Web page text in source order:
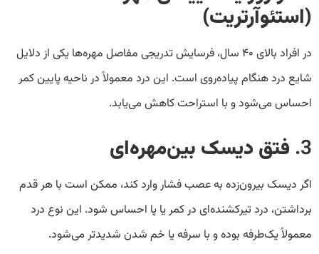
(استئوآرتریت)
در افراد بالای ۴۰ سال، فرسایش تدریجی مفاصل مهره‌ها یکی از دلایل
شایع درد هنگام پیاده‌روی است. این درد معمولاً در ناحیه پایین کمر
احساس می‌شود و با استراحت کاهش می‌یابد.
3. فتق دیسک بین‌مهره‌ای
اگر دیسک بیرون‌زده به عصب فشار وارد کند، ممکن است با هر قدم
برداشتن، درد تیرکشنده‌ای در کمر یا پا احساس شود. این نوع درد
معمولاً یک‌طرفه بوده و با سرفه یا خم شدن شدیدتر می‌شود.